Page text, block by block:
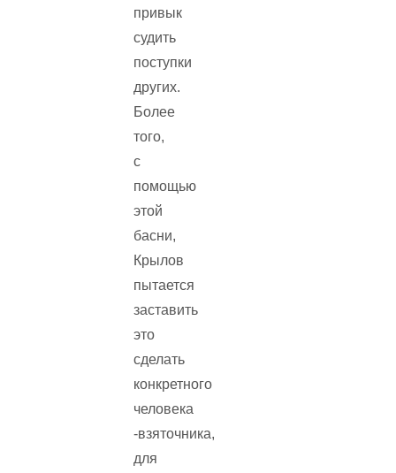
привык
судить
поступки
других.
Более
того,
с
помощью
этой
басни,
Крылов
пытается
заставить
это
сделать
конкретного
человека
-взяточника,
для